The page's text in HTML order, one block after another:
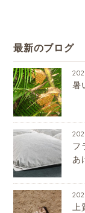
最新のブログ
暑
フ
あ